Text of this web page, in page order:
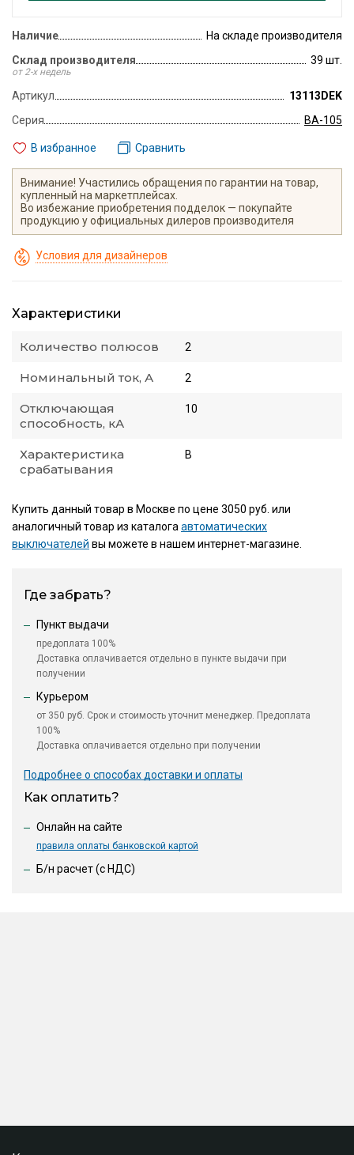
Наличие
На складе производителя
Склад производителя
от 2-х недель
39 шт.
Артикул
13113DEK
Серия
ВА-105
В избранное Сравнить
Внимание! Участились обращения по гарантии на товар,
купленный на маркетплейсах.
Во избежание приобретения подделок — покупайте
продукцию у официальных дилеров производителя
Условия для дизайнеров
Характеристики
Количество полюсов 2
Номинальный ток, А 2
Отключающая
способность, кА
10
Характеристика
срабатывания
B
Купить данный товар в Москве по цене 3050 руб. или
аналогичный товар из каталогаавтоматических
выключателей вы можете в нашем интернет-магазине.
Где забрать?
Пункт выдачи
предоплата 100%
Доставка оплачивается отдельно в пункте выдачи при
получении
Курьером
от 350 руб. Срок и стоимость уточнит менеджер. Предоплата
100%
Доставка оплачивается отдельно при получении
Подробнее о способах доставки и оплаты
Как оплатить?
Онлайн на сайте
правила оплаты банковской картой
Б/н расчет (c НДС)